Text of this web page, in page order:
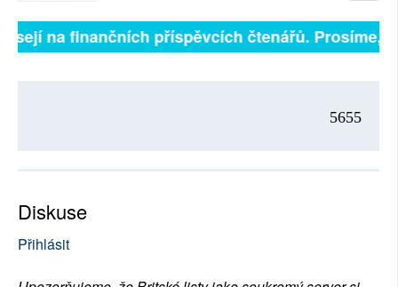
na finančních příspěvcích čtenářů. Prosíme,
5655
Diskuse
Přihlásit